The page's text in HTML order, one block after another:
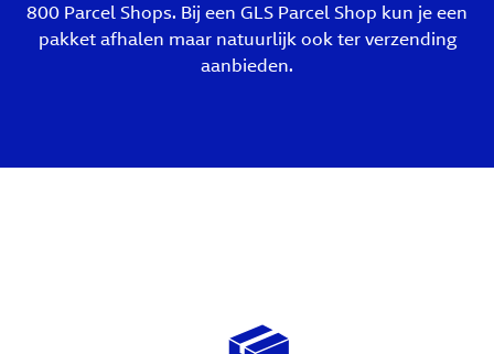
800 Parcel Shops. Bij een GLS Parcel Shop kun je een
pakket afhalen maar natuurlijk ook ter verzending
aanbieden.